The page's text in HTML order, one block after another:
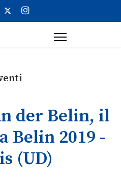
der Belin, il
Belin 2019 -
(UD)